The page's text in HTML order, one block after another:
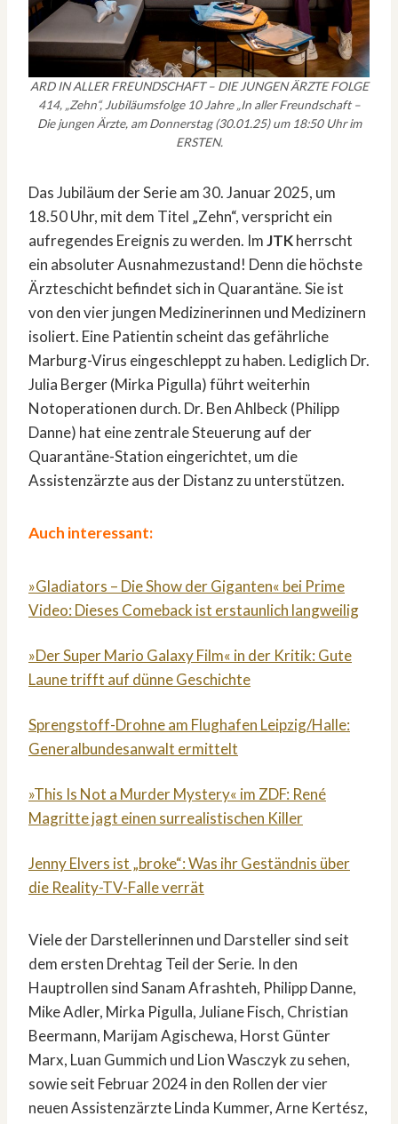
ARD IN ALLER FREUNDSCHAFT – DIE JUNGEN ÄRZTE FOLGE
414, „Zehn“, Jubiläumsfolge 10 Jahre „In aller Freundschaft –
Die jungen Ärzte, am Donnerstag (30.01.25) um 18:50 Uhr im
ERSTEN.
Das Jubiläum der Serie am 30. Januar 2025, um
18.50 Uhr, mit dem Titel „Zehn“, verspricht ein
aufregendes Ereignis zu werden. ImJTKherrscht
ein absoluter Ausnahmezustand! Denn die höchste
Ärzteschicht befindet sich in Quarantäne. Sie ist
von den vier jungen Medizinerinnen und Medizinern
isoliert. Eine Patientin scheint das gefährliche
Marburg-Virus eingeschleppt zu haben. Lediglich Dr.
Julia Berger (Mirka Pigulla) führt weiterhin
Notoperationen durch. Dr. Ben Ahlbeck (Philipp
Danne) hat eine zentrale Steuerung auf der
Quarantäne-Station eingerichtet, um die
Assistenzärzte aus der Distanz zu unterstützen.
Auch interessant:
»Gladiators – Die Show der Giganten« bei Prime
Video: Dieses Comeback ist erstaunlich langweilig
»Der Super Mario Galaxy Film« in der Kritik: Gute
Laune trifft auf dünne Geschichte
Sprengstoff-Drohne am Flughafen Leipzig/Halle:
Generalbundesanwalt ermittelt
»This Is Not a Murder Mystery« im ZDF: René
Magritte jagt einen surrealistischen Killer
Jenny Elvers ist „broke“: Was ihr Geständnis über
die Reality-TV-Falle verrät
Viele der Darstellerinnen und Darsteller sind seit
dem ersten Drehtag Teil der Serie. In den
Hauptrollen sind Sanam Afrashteh, Philipp Danne,
Mike Adler, Mirka Pigulla, Juliane Fisch, Christian
Beermann, Marijam Agischewa, Horst Günter
Marx, Luan Gummich und Lion Wasczyk zu sehen,
sowie seit Februar 2024 in den Rollen der vier
neuen Assistenzärzte Linda Kummer, Arne Kertész,